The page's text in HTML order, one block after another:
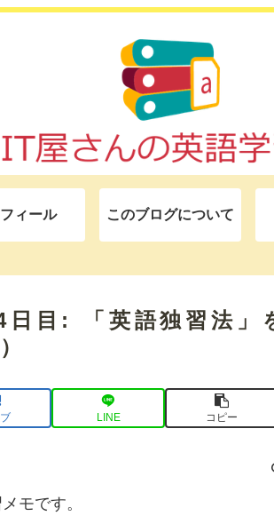
ィール このブログについて
目: 「英語独習法」
LINE コピー
モです。